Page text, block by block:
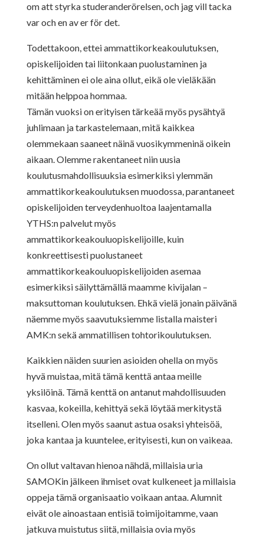
om att styrka studeranderörelsen, och jag vill tacka
var och en av er för det.
Todettakoon, ettei ammattikorkeakoulutuksen,
opiskelijoiden tai liitonkaan puolustaminen ja
kehittäminen ei ole aina ollut, eikä ole vieläkään
mitään helppoa hommaa.
Tämän vuoksi on erityisen tärkeää myös pysähtyä
juhlimaan ja tarkastelemaan, mitä kaikkea
olemmekaan saaneet näinä vuosikymmeninä oikein
aikaan. Olemme rakentaneet niin uusia
koulutusmahdollisuuksia esimerkiksi ylemmän
ammattikorkeakoulutuksen muodossa, parantaneet
opiskelijoiden terveydenhuoltoa laajentamalla
YTHS:n palvelut myös
ammattikorkeakouluopiskelijoille, kuin
konkreettisesti puolustaneet
ammattikorkeakouluopiskelijoiden asemaa
esimerkiksi säilyttämällä maamme kivijalan –
maksuttoman koulutuksen. Ehkä vielä jonain päivänä
näemme myös saavutuksiemme listalla maisteri
AMK:n sekä ammatillisen tohtorikoulutuksen.
Kaikkien näiden suurien asioiden ohella on myös
hyvä muistaa, mitä tämä kenttä antaa meille
yksilöinä. Tämä kenttä on antanut mahdollisuuden
kasvaa, kokeilla, kehittyä sekä löytää merkitystä
itselleni. Olen myös saanut astua osaksi yhteisöä,
joka kantaa ja kuuntelee, erityisesti, kun on vaikeaa.
On ollut valtavan hienoa nähdä, millaisia uria
SAMOKin jälkeen ihmiset ovat kulkeneet ja millaisia
oppeja tämä organisaatio voikaan antaa. Alumnit
eivät ole ainoastaan entisiä toimijoitamme, vaan
jatkuva muistutus siitä, millaisia ovia myös